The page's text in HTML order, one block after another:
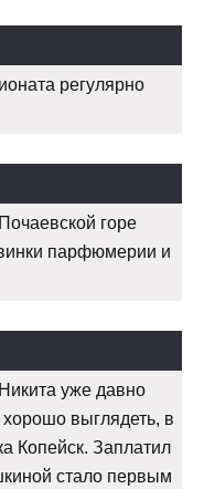
регулярно
горе
парфюмерии и
уже давно
выглядеть, в
Копейск. Заплатил
стало первым